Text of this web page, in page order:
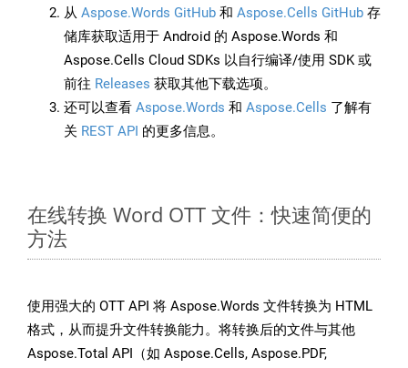
从 Aspose.Words GitHub 和 Aspose.Cells GitHub 存
储库获取适用于 Android 的 Aspose.Words 和
Aspose.Cells Cloud SDKs 以自行编译/使用 SDK 或
前往 Releases 获取其他下载选项。
还可以查看 Aspose.Words 和 Aspose.Cells 了解有
关 REST API 的更多信息。
在线转换 Word OTT 文件：快速简便的
方法
使用强大的 OTT API 将 Aspose.Words 文件转换为 HTML
格式，从而提升文件转换能力。将转换后的文件与其他
Aspose.Total API（如 Aspose.Cells, Aspose.PDF,